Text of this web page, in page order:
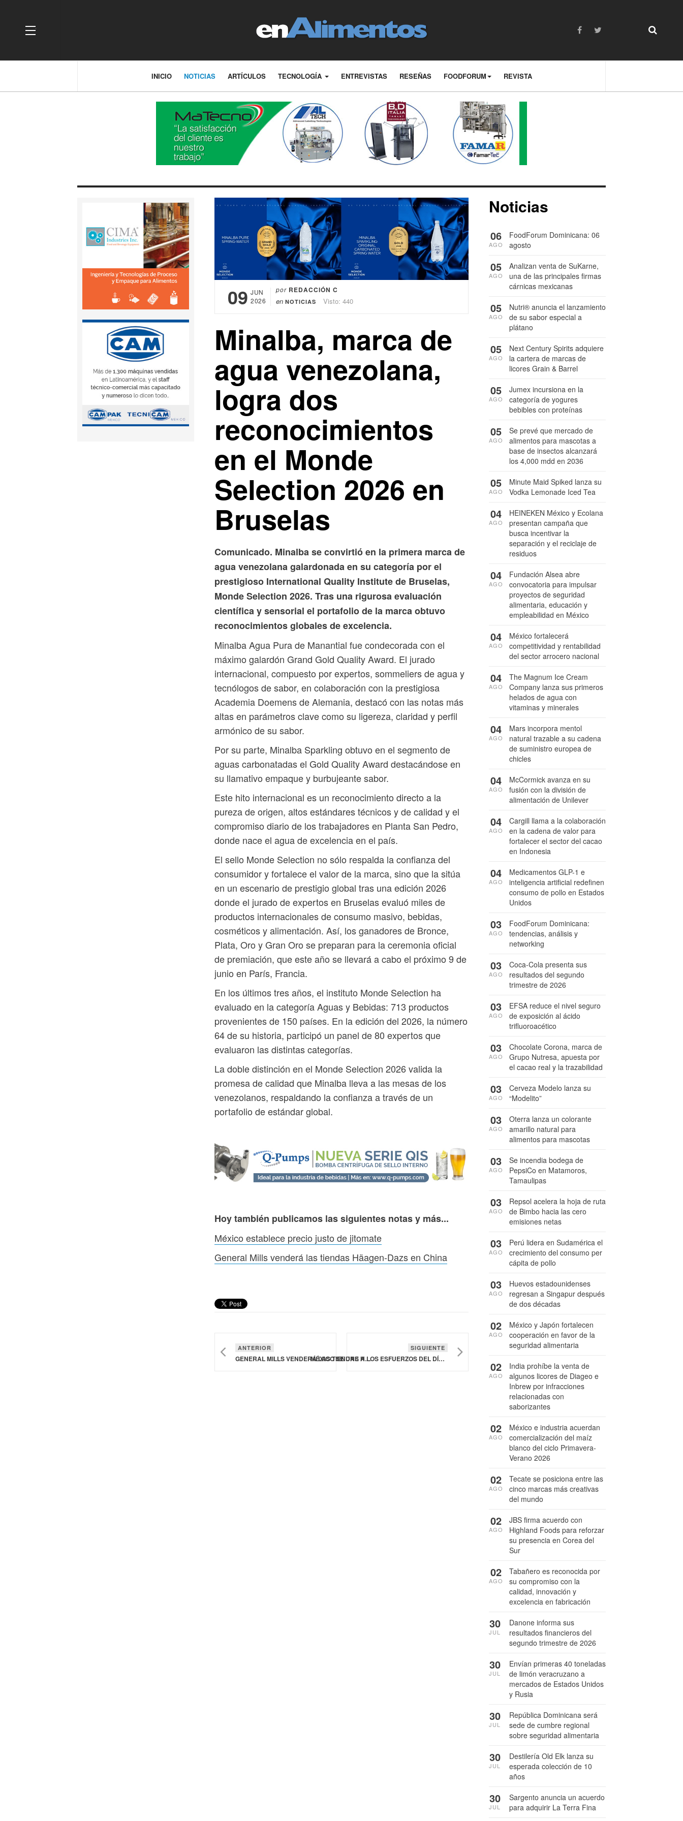
OFF CANVAS
INICIO NOTICIAS ARTÍCULOS TECNOLOGÍA ENTREVISTAS RESEÑAS FOODFORUM REVISTA
09 JUN
2026
por REDACCIÓN C
en NOTICIAS Visto: 440
Minalba, marca de
agua venezolana,
logra dos
reconocimientos
en el Monde
Selection 2026 en
Bruselas
Comunicado. Minalba se convirtió en la primera marca de
agua venezolana galardonada en su categoría por el
prestigioso International Quality Institute de Bruselas,
Monde Selection 2026. Tras una rigurosa evaluación
científica y sensorial el portafolio de la marca obtuvo
reconocimientos globales de excelencia.
Minalba Agua Pura de Manantial fue condecorada con el
máximo galardón Grand Gold Quality Award. El jurado
internacional, compuesto por expertos, sommeliers de agua y
tecnólogos de sabor, en colaboración con la prestigiosa
Academia Doemens de Alemania, destacó con las notas más
altas en parámetros clave como su ligereza, claridad y perfil
armónico de su sabor.
Por su parte, Minalba Sparkling obtuvo en el segmento de
aguas carbonatadas el Gold Quality Award destacándose en
su llamativo empaque y burbujeante sabor.
Este hito internacional es un reconocimiento directo a la
pureza de origen, altos estándares técnicos y de calidad y el
compromiso diario de los trabajadores en Planta San Pedro,
donde nace el agua de excelencia en el país.
El sello Monde Selection no sólo respalda la confianza del
consumidor y fortalece el valor de la marca, sino que la sitúa
en un escenario de prestigio global tras una edición 2026
donde el jurado de expertos en Bruselas evaluó miles de
productos internacionales de consumo masivo, bebidas,
cosméticos y alimentación. Así, los ganadores de Bronce,
Plata, Oro y Gran Oro se preparan para la ceremonia oficial
de premiación, que este año se llevará a cabo el próximo 9 de
junio en París, Francia.
En los últimos tres años, el instituto Monde Selection ha
evaluado en la categoría Aguas y Bebidas: 713 productos
provenientes de 150 países. En la edición del 2026, la número
64 de su historia, participó un panel de 80 expertos que
evaluaron las distintas categorías.
La doble distinción en el Monde Selection 2026 valida la
promesa de calidad que Minalba lleva a las mesas de los
venezolanos, respaldando la confianza a través de un
portafolio de estándar global.
Hoy también publicamos las siguientes notas y más...
México establece precio justo de jitomate
General Mills venderá las tiendas Häagen-Dazs en China
ANTERIOR
GENERAL MILLS VENDERÁ LAS TIENDAS HÄAGEN-DAZS EN CHINA
SIGUIENTE
MÉXICO SE UNE A LOS ESFUERZOS DEL DÍA MUNDIAL DE LA INOCUIDAD DE LOS ALIMENTOS 2026
Noticias
FoodForum Dominicana: 06
agosto
06
AGO
Analizan venta de SuKarne,
una de las principales firmas
cárnicas mexicanas
05
AGO
Nutri® anuncia el lanzamiento
de su sabor especial a
plátano
05
AGO
Next Century Spirits adquiere
la cartera de marcas de
licores Grain & Barrel
05
AGO
Jumex incursiona en la
categoría de yogures
bebibles con proteínas
05
AGO
Se prevé que mercado de
alimentos para mascotas a
base de insectos alcanzará
los 4,000 mdd en 2036
05
AGO
Minute Maid Spiked lanza su
Vodka Lemonade Iced Tea
05
AGO
HEINEKEN México y Ecolana
presentan campaña que
busca incentivar la
separación y el reciclaje de
residuos
04
AGO
Fundación Alsea abre
convocatoria para impulsar
proyectos de seguridad
alimentaria, educación y
empleabilidad en México
04
AGO
México fortalecerá
competitividad y rentabilidad
del sector arrocero nacional
04
AGO
The Magnum Ice Cream
Company lanza sus primeros
helados de agua con
vitaminas y minerales
04
AGO
Mars incorpora mentol
natural trazable a su cadena
de suministro europea de
chicles
04
AGO
McCormick avanza en su
fusión con la división de
alimentación de Unilever
04
AGO
Cargill llama a la colaboración
en la cadena de valor para
fortalecer el sector del cacao
en Indonesia
04
AGO
Medicamentos GLP-1 e
inteligencia artificial redefinen
consumo de pollo en Estados
Unidos
04
AGO
FoodForum Dominicana:
tendencias, análisis y
networking
03
AGO
Coca-Cola presenta sus
resultados del segundo
trimestre de 2026
03
AGO
EFSA reduce el nivel seguro
de exposición al ácido
trifluoroacético
03
AGO
Chocolate Corona, marca de
Grupo Nutresa, apuesta por
el cacao real y la trazabilidad
03
AGO
Cerveza Modelo lanza su
“Modelito”
03
AGO
Oterra lanza un colorante
amarillo natural para
alimentos para mascotas
03
AGO
Se incendia bodega de
PepsiCo en Matamoros,
Tamaulipas
03
AGO
Repsol acelera la hoja de ruta
de Bimbo hacia las cero
emisiones netas
03
AGO
Perú lidera en Sudamérica el
crecimiento del consumo per
cápita de pollo
03
AGO
Huevos estadounidenses
regresan a Singapur después
de dos décadas
03
AGO
México y Japón fortalecen
cooperación en favor de la
seguridad alimentaria
02
AGO
India prohíbe la venta de
algunos licores de Diageo e
Inbrew por infracciones
relacionadas con
saborizantes
02
AGO
México e industria acuerdan
comercialización del maíz
blanco del ciclo Primavera-
Verano 2026
02
AGO
Tecate se posiciona entre las
cinco marcas más creativas
del mundo
02
AGO
JBS firma acuerdo con
Highland Foods para reforzar
su presencia en Corea del
Sur
02
AGO
Tabañero es reconocida por
su compromiso con la
calidad, innovación y
excelencia en fabricación
02
AGO
Danone informa sus
resultados financieros del
segundo trimestre de 2026
30
JUL
Envían primeras 40 toneladas
de limón veracruzano a
mercados de Estados Unidos
y Rusia
30
JUL
República Dominicana será
sede de cumbre regional
sobre seguridad alimentaria
30
JUL
Destilería Old Elk lanza su
esperada colección de 10
años
30
JUL
Sargento anuncia un acuerdo
para adquirir La Terra Fina
30
JUL